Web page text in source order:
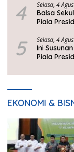
4 Selasa, 4
Balsa
Piala
5 Selasa, 4
Ini
Piala
EKONOMI &